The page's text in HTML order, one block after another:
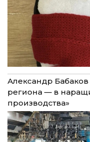
Александр Бабаков
региона — в
производства»